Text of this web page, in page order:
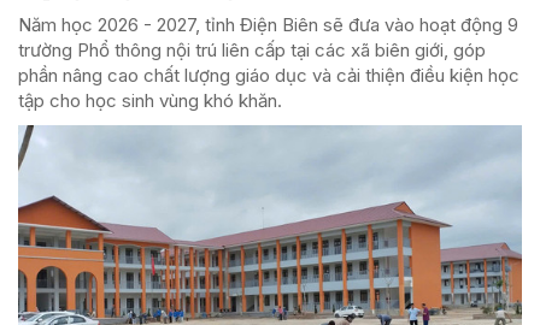
Năm học 2026 - 2027, tỉnh Điện Biên sẽ đưa vào hoạt động 9
trường Phổ thông nội trú liên cấp tại các xã biên giới, góp
phần nâng cao chất lượng giáo dục và cải thiện điều kiện học
tập cho học sinh vùng khó khăn.